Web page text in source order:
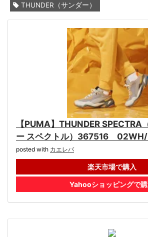
THUNDER（サンダー）
【PUMA】THUNDER SPECTRA
ー スペクトル）367516 02WH/
posted with カエレバ
楽天市場で購入
Yahooショッピングで購